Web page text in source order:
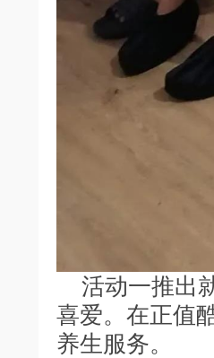
活动一推出
喜爱。在正值
养生服务。